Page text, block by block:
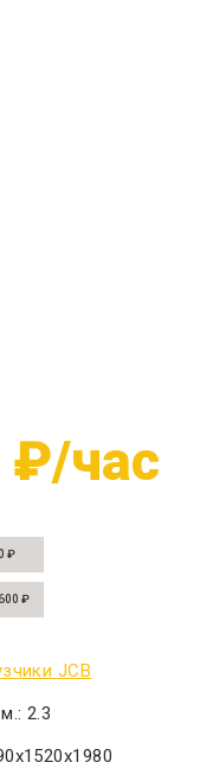
₽/час
₽
₽
JCB
2.3